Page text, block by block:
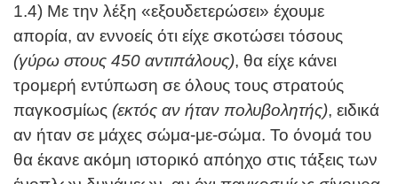
1.4) Με την λέξη «εξουδετερώσει» έχουμε
απορία, αν εννοείς ότι είχε σκοτώσει τόσους
(γύρω στους 450 αντιπάλους), θα είχε κάνει
τρομερή εντύπωση σε όλους τους στρατούς
παγκοσμίως (εκτός αν ήταν πολυβολητής), ειδικά
αν ήταν σε μάχες σώμα-με-σώμα. Το όνομά του
θα έκανε ακόμη ιστορικό απόηχο στις τάξεις των